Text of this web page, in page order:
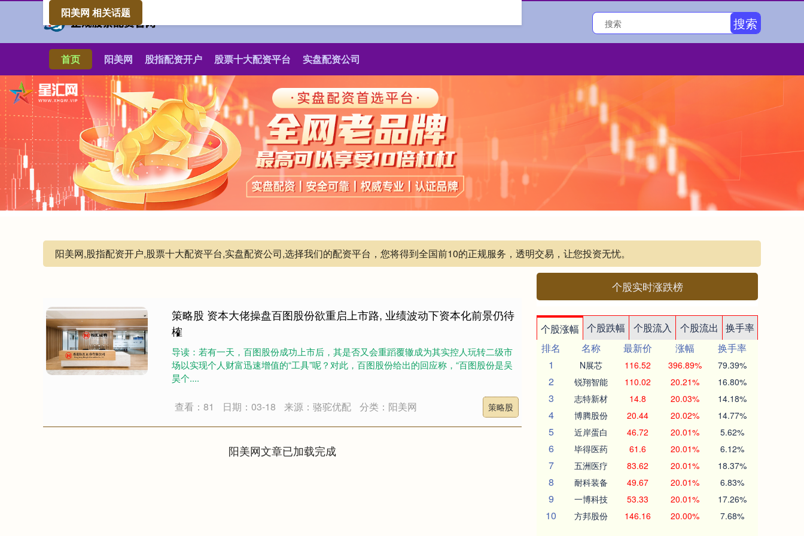
搜索
首页 阳美网 股指配资开户 股票十大配资平台 实盘配资公司
阳美网,股指配资开户,股票十大配资平台,实盘配资公司,选择我们的配资平台，您将得到全国前10的正规服务，透明交易，让您投资无忧。
阳美网 相关话题
策略股 资本大佬操盘百图股份欲重启上市路, 业绩波动下资本化前景仍待
榷
导读：若有一天，百图股份成功上市后，其是否又会重蹈覆辙成为其实控人玩转二级市
场以实现个人财富迅速增值的“工具”呢？对此，百图股份给出的回应称，“百图股份是吴
昊个....
查看：81 日期：03-18 来源：骆驼优配 分类：阳美网 策略股
阳美网文章已加载完成
个股实时涨跌榜
个股涨幅 个股跌幅 个股流入 个股流出
换手率
排名
名称 最新价 涨幅
换手率
1
N展芯 116.52 396.89% 79.39%
2 锐翔智能 110.02 20.21% 16.80%
3 志特新材 14.8 20.03% 14.18%
4 博腾股份 20.44 20.02% 14.77%
5 近岸蛋白 46.72 20.01% 5.62%
6 毕得医药 61.6 20.01% 6.12%
7 五洲医疗 83.62 20.01% 18.37%
8 耐科装备 49.67 20.01% 6.83%
9 一博科技 53.33 20.01% 17.26%
10 方邦股份 146.16 20.00% 7.68%